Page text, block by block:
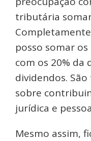
tributária
posso somar
com os 20% da
dividendos.
sobre
jurídica e
Mesmo assim,